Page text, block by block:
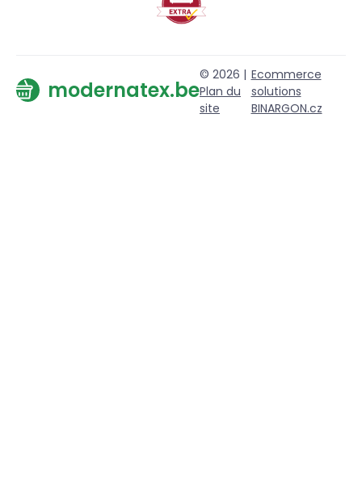
modernatex.be
© 2026 |
Plan du
site
Ecommerce
solutions
BINARGON.cz